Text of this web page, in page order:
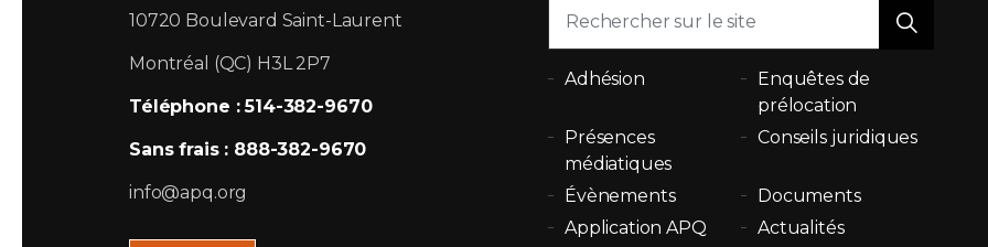
10720 Boulevard Saint-Laurent
Montréal (QC) H3L 2P7
Téléphone : 514-382-9670
Sans frais : 888-382-9670
info@apq.org
Adhésion
Enquêtes de
prélocation
Présences
médiatiques
Conseils juridiques
Évènements
Documents
Application APQ
Actualités